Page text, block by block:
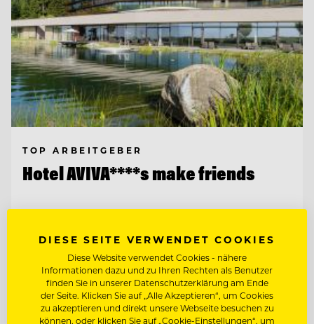
TOP ARBEITGEBER
Hotel AVIVA****s make friends
CHEF DE RANG / BARKEEPER
Entdecke alle Jobs
DIESE SEITE VERWENDET COOKIES
Diese Website verwendet Cookies - nähere
Informationen dazu und zu Ihren Rechten als Benutzer
finden Sie in unserer Datenschutzerklärung am Ende
der Seite. Klicken Sie auf „Alle Akzeptieren“, um Cookies
zu akzeptieren und direkt unsere Webseite besuchen zu
können, oder klicken Sie auf „Cookie-Einstellungen“, um